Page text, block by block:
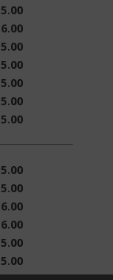
5.00
6.00
5.00
5.00
5.00
5.00
5.00
5.00
5.00
6.00
6.00
5.00
5.00